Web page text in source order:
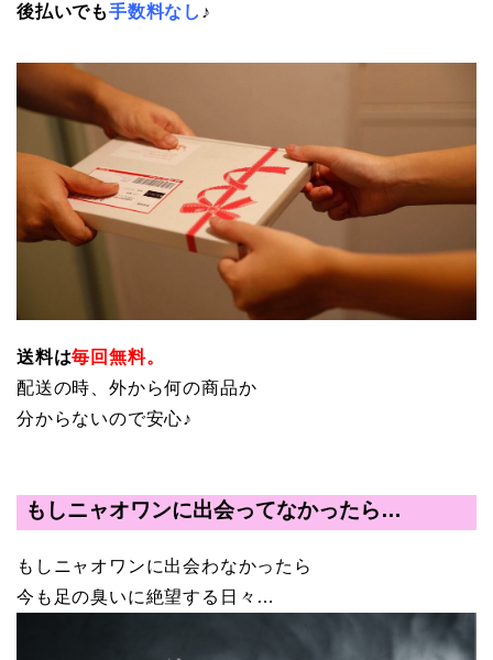
後払いでも手数料なし ♪
送料は毎回無料。
配送の時、外から何の商品か
分からないので安心♪
もしニャオワンに出会ってなかったら…
もしニャオワンに出会わなかったら
今も足の臭いに絶望する日々…